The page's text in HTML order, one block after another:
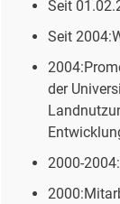
Seit
Seit
der
2000-